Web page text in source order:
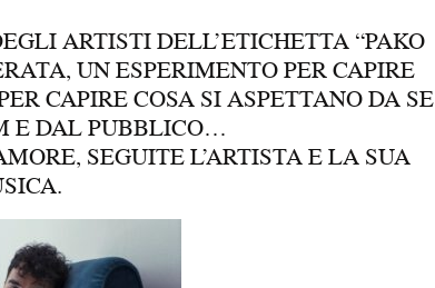
ARTISTI DELL’ETICHETTA “PAKO
UN ESPERIMENTO PER CAPIRE
CAPIRE COSA SI ASPETTANO DA SE
E DAL PUBBLICO…
SEGUITE L’ARTISTA E LA SUA